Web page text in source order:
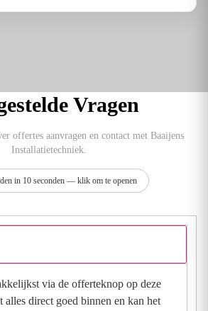
Vragen
offertes aanvragen en contact met Baaijens
Installatietechniek.
in 10 seconden — klik om te openen
via de offerteknop op deze
alles direct goed binnen en kan het